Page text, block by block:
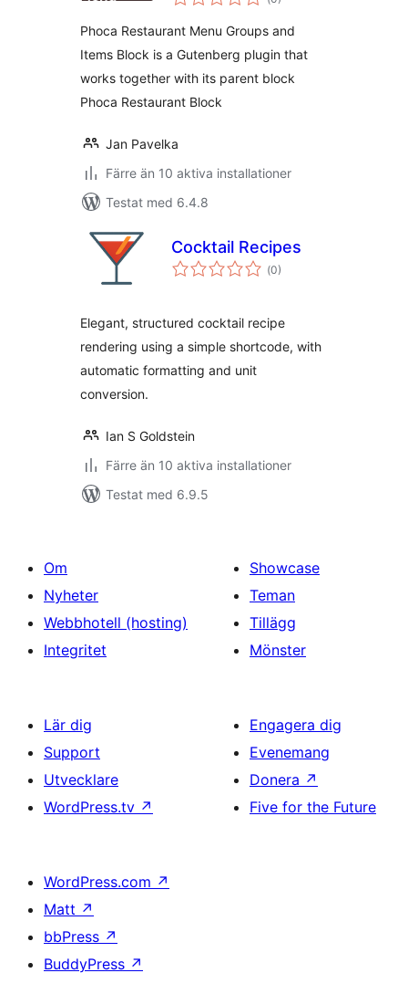
antal
Phoca Restaurant Menu Groups and
Items Block is a Gutenberg plugin that
works together with its parent block
Phoca Restaurant Block
Jan Pavelka
Färre än 10 aktiva installationer
Testat med 6.4.8
Cocktail Recipes
(Totalt
antal
0)
Elegant, structured cocktail recipe
rendering using a simple shortcode, with
automatic formatting and unit
conversion.
Ian S Goldstein
Färre än 10 aktiva installationer
Testat med 6.9.5
Om
Nyheter
Webbhotell (hosting)
Integritet
Showcase
Teman
Tillägg
Mönster
Lär dig
Support
Utvecklare
WordPress.tv ↗
Engagera dig
Evenemang
Donera ↗
Five for the Future
WordPress.com ↗
Matt ↗
bbPress ↗
BuddyPress ↗